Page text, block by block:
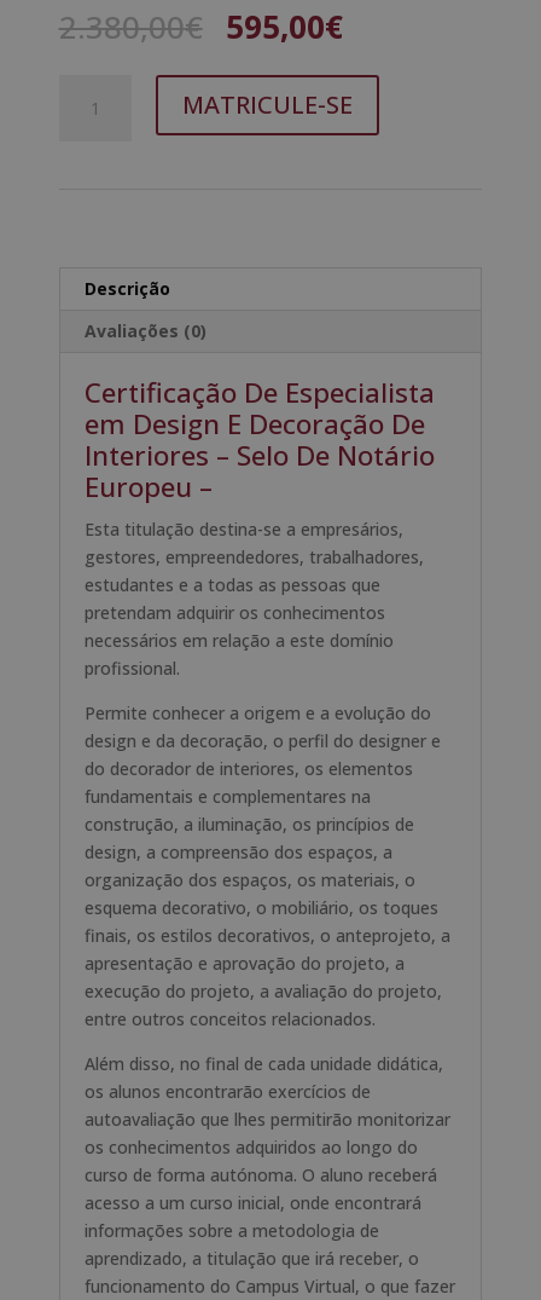
2.380,00€ O
preço
original
era:
2.380,00€.
595,00€O
preço
atual
é:
595,00€.
Selo
Notário
Europeu
MATRICULE-SE
Descrição
Avaliações (0)
Certificação De Especialista
em Design E Decoração De
Interiores – Selo De Notário
Europeu –
Esta titulação destina-se a empresários,
gestores, empreendedores, trabalhadores,
estudantes e a todas as pessoas que
pretendam adquirir os conhecimentos
necessários em relação a este domínio
profissional.
Permite conhecer a origem e a evolução do
design e da decoração, o perfil do designer e
do decorador de interiores, os elementos
fundamentais e complementares na
construção, a iluminação, os princípios de
design, a compreensão dos espaços, a
organização dos espaços, os materiais, o
esquema decorativo, o mobiliário, os toques
finais, os estilos decorativos, o anteprojeto, a
apresentação e aprovação do projeto, a
execução do projeto, a avaliação do projeto,
entre outros conceitos relacionados.
Além disso, no final de cada unidade didática,
os alunos encontrarão exercícios de
autoavaliação que lhes permitirão monitorizar
os conhecimentos adquiridos ao longo do
curso de forma autónoma. O aluno receberá
acesso a um curso inicial, onde encontrará
informações sobre a metodologia de
aprendizado, a titulação que irá receber, o
funcionamento do Campus Virtual, o que fazer